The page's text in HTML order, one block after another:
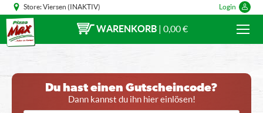
Store:Viersen (INAKTIV) Login
WARENKORB | 0,00 €
Du hast einen Gutscheincode?
Dann kannst du ihn hier einlösen!